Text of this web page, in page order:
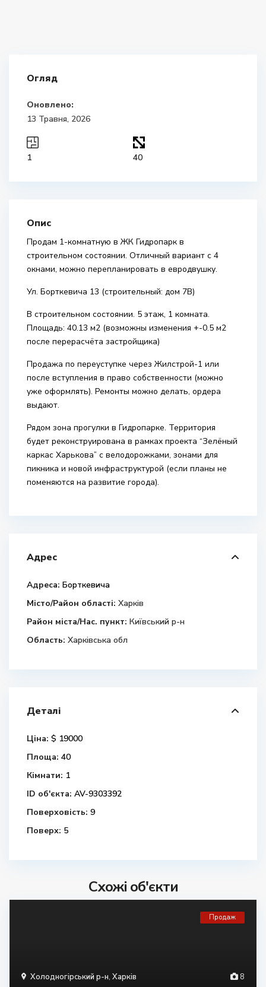
Огляд
Оновлено:
13 Травня, 2026
1 40
Опис
Продам 1-комнатную в ЖК Гидропарк в
строительном состоянии. Отличный вариант с 4
окнами, можно перепланировать в евродвушку.
Ул. Борткевича 13 (строительный: дом 7В)
В строительном состоянии. 5 этаж, 1 комната.
Площадь: 40.13 м2 (возможны изменения +-0.5 м2
после перерасчёта застройщика)
Продажа по переуступке через Жилстрой-1 или
после вступления в право собственности (можно
уже оформлять). Ремонты можно делать, ордера
выдают.
Рядом зона прогулки в Гидропарке. Территория
будет реконструирована в рамках проекта “Зелёный
каркас Харькова” с велодорожками, зонами для
пикника и новой инфраструктурой (если планы не
поменяются на развитие города).
Адрес
Адреса: Борткевича
Місто/Район області: Харків
Район міста/Нас. пункт: Київський р-н
Область: Харківська обл
Деталі
Ціна: $ 19000
Площа: 40
Кімнати: 1
ID об'єкта: AV-9303392
Поверховість: 9
Поверх: 5
Схожі об'єкти
8
Холодногірський р-н, Харків
Продаж